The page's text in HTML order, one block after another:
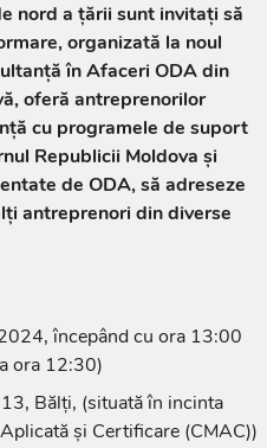
nord a țării sunt invitați să
organizată la noul
în Afaceri ODA din
oferă antreprenorilor
cu programele de suport
Republicii Moldova și
de ODA, să adreseze
antreprenori din diverse
începând cu ora 13:00
ora 12:30)
Bălți, (situată în incinta
și Certificare (CMAC))